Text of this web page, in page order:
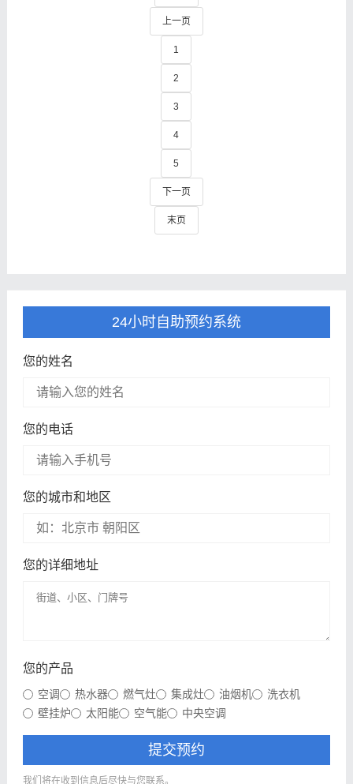
上一页
1
2
3
4
5
下一页
末页
24小时自助预约系统
您的姓名
您的电话
您的城市和地区
您的详细地址
您的产品
空调 热水器 燃气灶 集成灶 油烟机
洗衣机
壁挂炉
太阳能 空气能 中央空调
提交预约
我们将在收到信息后尽快与您联系。